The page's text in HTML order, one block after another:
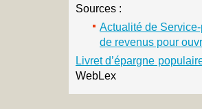
Sources :
Actualité de
de revenus pour
Livret d’épargne
WebLex